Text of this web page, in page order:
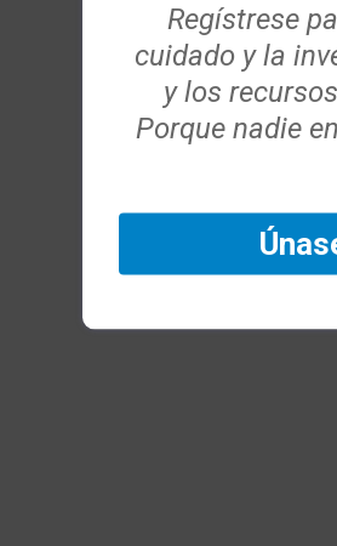
Regístrese
cuidado y la
y los
Porque nadie